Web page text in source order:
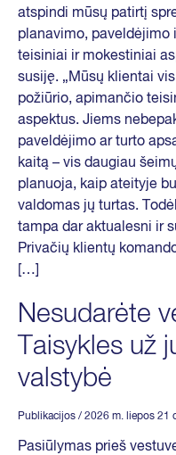
atspindi mūsų patirtį
planavimo, paveldėjimo
teisiniai ir mokestiniai
susiję. „Mūsų klientai
požiūrio, apimančio
aspektus. Jiems
paveldėjimo ar turto
kaitą – vis daugiau
planuoja, kaip ateityje
valdomas jų turtas.
tampa dar aktualesni ir
Privačių klientų
[…]
Nesudarėte
Taisykles už
valstybė
Publikacijos / 2026 m. liepos 21
Pasiūlymas prieš